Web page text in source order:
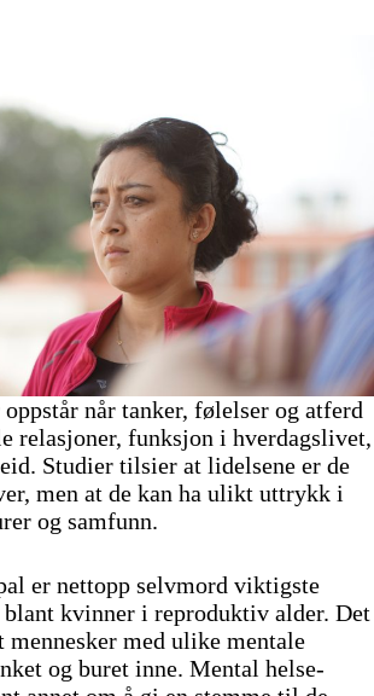
når tanker, følelser og atferd
relasjoner, funksjon i hverdagslivet,
Studier tilsier at lidelsene er de
men at de kan ha ulikt uttrykk i
og samfunn.
er nettopp selvmord viktigste
kvinner i reproduktiv alder. Det
med ulike mentale
og buret inne. Mental helse-